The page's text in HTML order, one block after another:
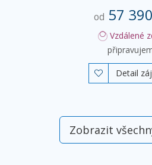
od 57
Vzdálené
 Detail
Zobrazit